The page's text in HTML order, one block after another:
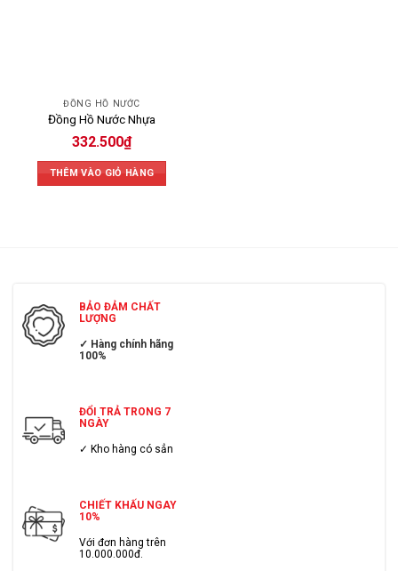
ĐỒNG HỒ NƯỚC
Đồng Hồ Nước Nhựa
332.500₫
THÊM VÀO GIỎ HÀNG
BẢO ĐẢM CHẤT
LƯỢNG
✓ Hàng chính hãng
100%
ĐỔI TRẢ TRONG 7
NGÀY
✓ Kho hàng có sẳn
CHIẾT KHẤU NGAY
10%
Với đơn hàng trên
10.000.000đ.